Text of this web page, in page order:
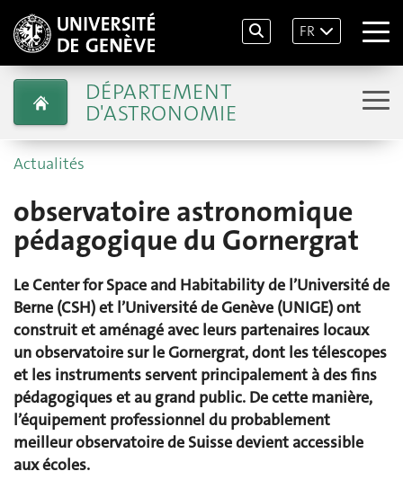
FR
DÉPARTEMENT
D'ASTRONOMIE
Actualités
observatoire astronomique
pédagogique du Gornergrat
Le Center for Space and Habitability de l’Université de
Berne (CSH) et l’Université de Genève (UNIGE) ont
construit et aménagé avec leurs partenaires locaux
un observatoire sur le Gornergrat, dont les télescopes
et les instruments servent principalement à des fins
pédagogiques et au grand public. De cette manière,
l’équipement professionnel du probablement
meilleur observatoire de Suisse devient accessible
aux écoles.